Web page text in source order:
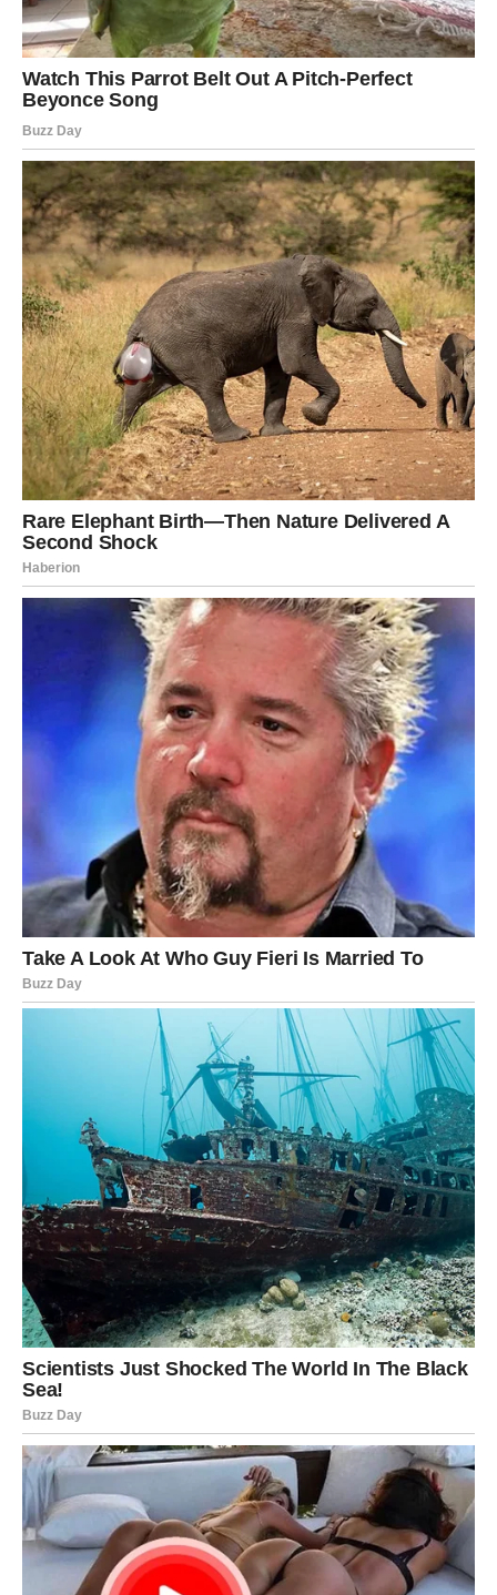
Škorpija
Neočekivana finansijska vijest mogla bi vas prijatno
iznenaditi. Novac stiže iz pravca o kojem niste ozbiljno
razmišljali. To može biti isplata starog potraživanja,
dodatni honorar ili prilika za posao koja će vam donijeti
mnogo veću sigurnost. Iskoristite ovaj period da
napravite dobar plan za budućnost.
Strijelac
Vi ste među znakovima kojima zvijezde donose najveću
finansijsku sreću. Pred vama je mogućnost značajnog
priliva novca koji će vam pomoći da riješite probleme koji
vas prate već duže vrijeme. To može biti velika isplata,
uspješan poslovni projekt, vrijedna nagrada ili drugi izvor
prihoda koji će vam omogućiti da konačno odahnete.
Predstoji vam period u kojem ćete mnogo sigurnije
gledati prema budućnosti.
Vaš odgovoran odnos prema poslu sada donosi rezultate.
Nadređeni ili poslovni partneri mogli bi vam ukazati veliko
povjerenje, što će se pozitivno odraziti i na vaše prihode.
Finansijska stabilnost postaje sve izraženija, a jedna
važna odluka pokazat će se veoma ispravnom.
Vodolija
Pred vama su dani puni novih mogućnosti. Ideja koju ste
ranije ostavili po strani mogla bi postati veoma uspješan
izvor zarade. Također, postoji mogućnost da vam neko
predloži saradnju koja će vam donijeti dugoročnu
finansijsku korist. Budite otvoreni za nove izazove.
Ribe
Finansijska situacija postepeno ulazi u mnogo mirniju
fazu. Moguće je da ćete pronaći rješenje za problem koji
vas je dugo opterećivao ili ćete dobiti priliku da povećate
prihode kroz novi poslovni angažman. Zvijezde vam
savjetuju da nastavite pažljivo planirati troškove jer će
vam to donijeti dodatnu sigurnost.
Pred mnogim horoskopskim znakovima nalazi se period u
kojem novac dolazi u pravom trenutku. Strijelci imaju
najveće izglede za značajan finansijski dobitak koji će im
pomoći da riješe dugotrajne probleme, dok će Škorpije,
Vage i Lavovi također osjetiti snažan napredak na
poslovnom i materijalnom planu. Zvijezde poručuju da će
naredni period donijeti mnogo više sigurnosti, prilika i
razloga za zadovoljstvo onima koji budu mudro koristili